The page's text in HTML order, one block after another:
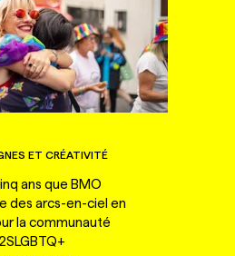
ET CRÉATIVITÉ
ans que BMO
des arcs-en-ciel en
la communauté
2SLGBTQ+